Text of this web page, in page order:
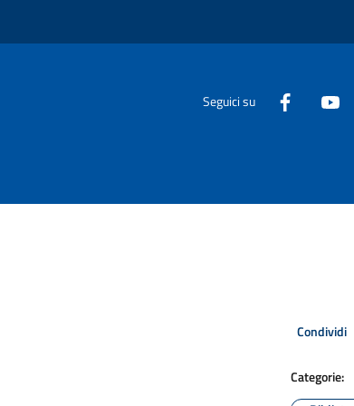
Seguici su
Condividi
Categorie: